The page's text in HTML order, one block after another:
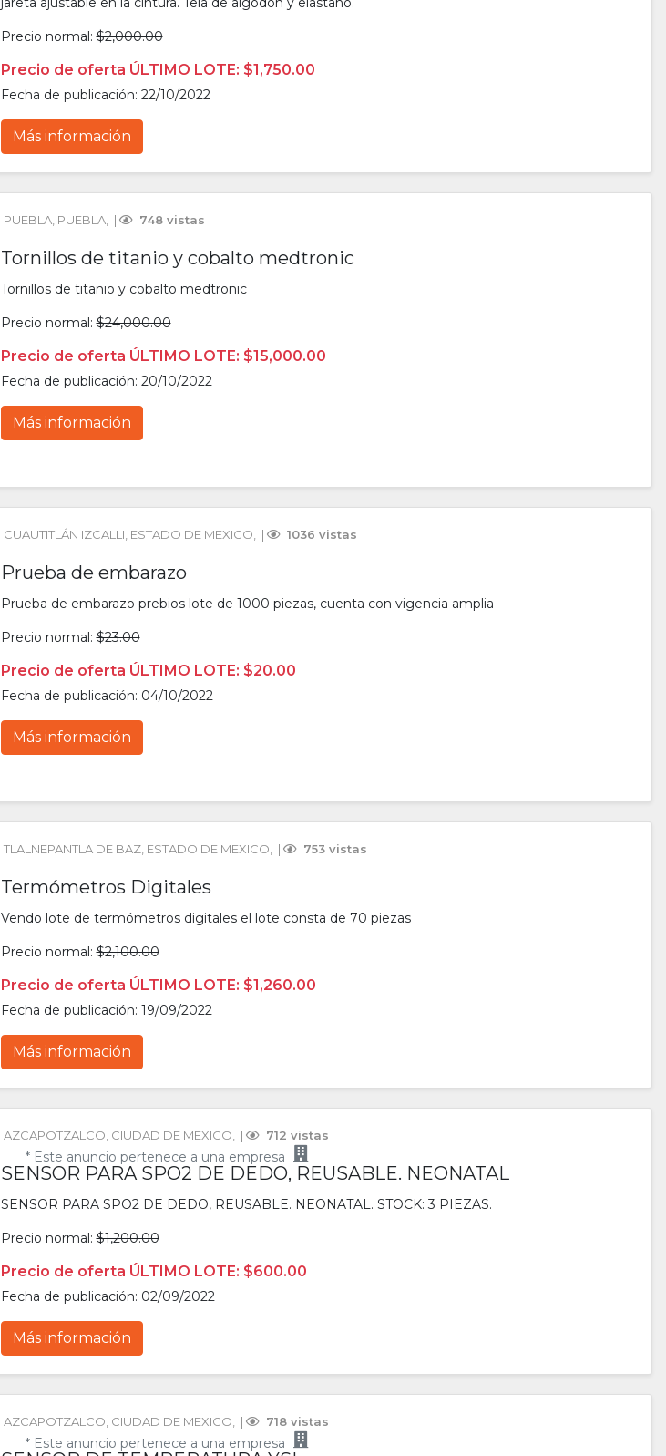
Precio normal:$2,000.00
Precio de oferta ÚLTIMO LOTE: $1,750.00
Fecha de publicación: 22/10/2022
Más información
PUEBLA, PUEBLA, | 748 vistas
Tornillos de titanio y cobalto medtronic
Tornillos de titanio y cobalto medtronic
Precio normal:$24,000.00
Precio de oferta ÚLTIMO LOTE: $15,000.00
Fecha de publicación: 20/10/2022
Más información
CUAUTITLÁN IZCALLI, ESTADO DE MEXICO, | 1036 vistas
Prueba de embarazo
Prueba de embarazo prebios lote de 1000 piezas, cuenta con vigencia amplia
Precio normal:$23.00
Precio de oferta ÚLTIMO LOTE: $20.00
Fecha de publicación: 04/10/2022
Más información
TLALNEPANTLA DE BAZ, ESTADO DE MEXICO, | 753 vistas
Termómetros Digitales
Vendo lote de termómetros digitales el lote consta de 70 piezas
Precio normal:$2,100.00
Precio de oferta ÚLTIMO LOTE: $1,260.00
Fecha de publicación: 19/09/2022
Más información
AZCAPOTZALCO, CIUDAD DE MEXICO, | 712 vistas
* Este anuncio pertenece a una empresa
SENSOR PARA SPO2 DE DEDO, REUSABLE. NEONATAL
SENSOR PARA SPO2 DE DEDO, REUSABLE. NEONATAL. STOCK: 3 PIEZAS.
Precio normal:$1,200.00
Precio de oferta ÚLTIMO LOTE: $600.00
Fecha de publicación: 02/09/2022
Más información
AZCAPOTZALCO, CIUDAD DE MEXICO, | 718 vistas
* Este anuncio pertenece a una empresa